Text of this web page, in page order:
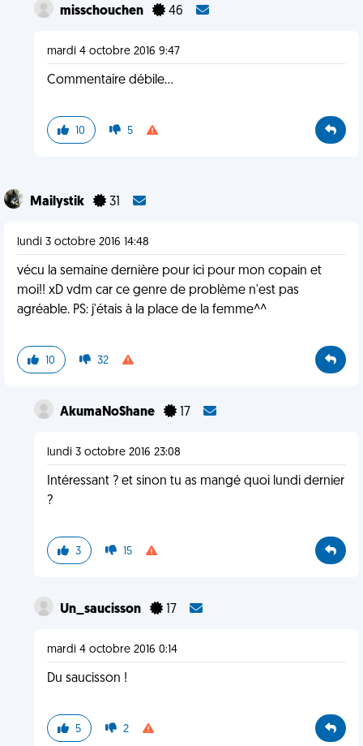
misschouchen 46
mardi 4 octobre 2016 9:47
Commentaire débile...
10 5
Mailystik 31
lundi 3 octobre 2016 14:48
vécu la semaine dernière pour ici pour mon copain et
moi!! xD vdm car ce genre de problème n'est pas
agréable. PS: j'étais à la place de la femme^^
10 32
AkumaNoShane 17
lundi 3 octobre 2016 23:08
Intéressant ? et sinon tu as mangé quoi lundi dernier
?
3 15
Un_saucisson 17
mardi 4 octobre 2016 0:14
Du saucisson !
5 2